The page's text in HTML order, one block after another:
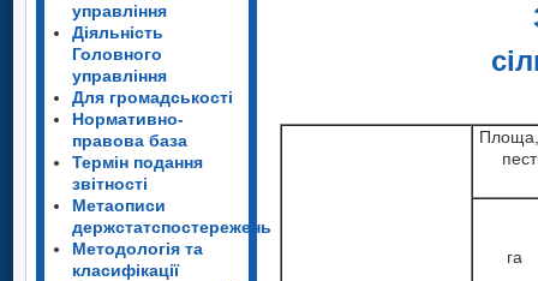
управління
Діяльність
Головного
управління
Для громадськості
Нормативно-
правова база
Термін подання
звітності
Метаописи
держстатспостережень
Методологія та
класифікації
га